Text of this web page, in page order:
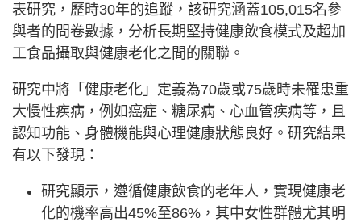
表研究，歷時30年的追蹤，該研究涵蓋105,015名參
與者的問卷數據，分析長期堅持健康飲食模式及超加
工食品攝取與健康老化之間的關聯。
研究中將「健康老化」定義為70歲或75歲時未罹患重
大慢性疾病，例如癌症、糖尿病、心血管疾病等，且
認知功能、身體機能與心理健康狀態良好。研究結果
有以下發現：
研究顯示，遵循健康飲食的老年人，實現健康老
化的機率高出45%至86%，其中女性群體尤其明